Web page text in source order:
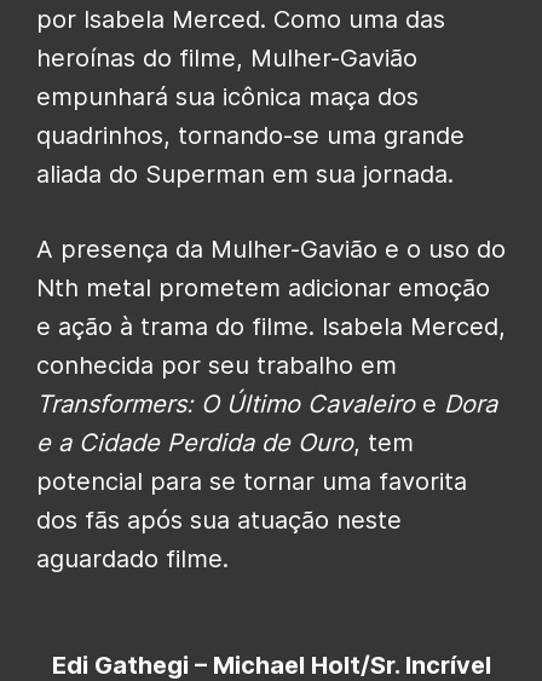
por Isabela Merced. Como uma das
heroínas do filme, Mulher-Gavião
empunhará sua icônica maça dos
quadrinhos, tornando-se uma grande
aliada do Superman em sua jornada.
A presença da Mulher-Gavião e o uso do
Nth metal prometem adicionar emoção
e ação à trama do filme. Isabela Merced,
conhecida por seu trabalho em
Transformers: O Último Cavaleiroe Dora
e a Cidade Perdida de Ouro, tem
potencial para se tornar uma favorita
dos fãs após sua atuação neste
aguardado filme.
Edi Gathegi – Michael Holt/Sr. Incrível